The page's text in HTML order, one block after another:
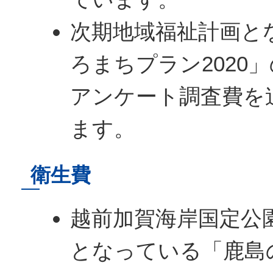
次期地域福祉計画と
ろまちプラン2020
アンケート調査費
ます。
衛生費
越前加賀海岸国定公
となっている「鹿